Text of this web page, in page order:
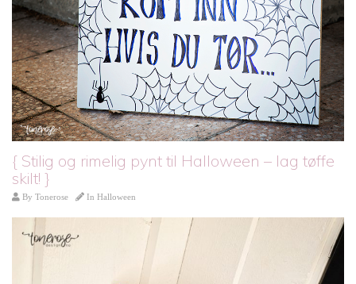
{ Stilig og rimelig pynt til Halloween – lag tøffe
skilt! }
By Tonerose In Halloween